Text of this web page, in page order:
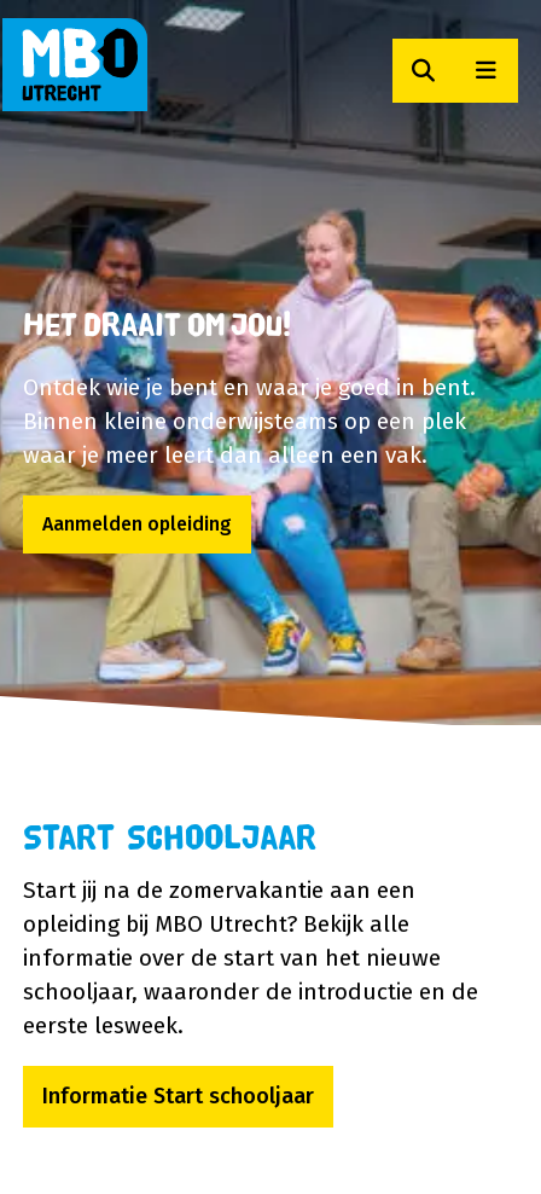
MBO Utrecht
Zoeken
Het draait om jou!
Ontdek wie je bent en waar je goed in bent.
Binnen kleine onderwijsteams op een plek
waar je meer leert dan alleen een vak.
Aanmelden opleiding
Start Schooljaar
Start jij na de zomervakantie aan een
opleiding bij MBO Utrecht? Bekijk alle
informatie over de start van het nieuwe
schooljaar, waaronder de introductie en de
eerste lesweek.
Informatie Start schooljaar